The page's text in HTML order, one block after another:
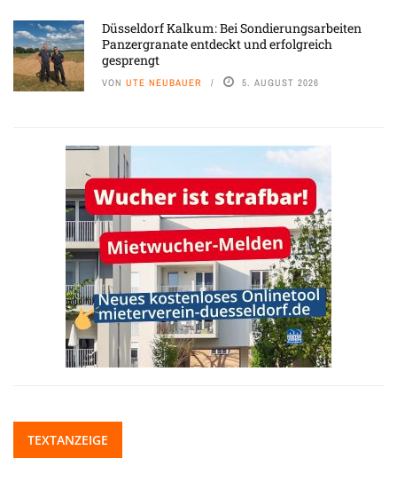
Düsseldorf Kalkum: Bei Sondierungsarbeiten
Panzergranate entdeckt und erfolgreich
gesprengt
VON UTE NEUBAUER 5. AUGUST 2026
TEXTANZEIGE